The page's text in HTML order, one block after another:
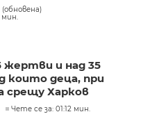
(обновена)
мин.
жертви и над 35
които деца, при
срещу Харков
Чете се за: 01:12 мин.